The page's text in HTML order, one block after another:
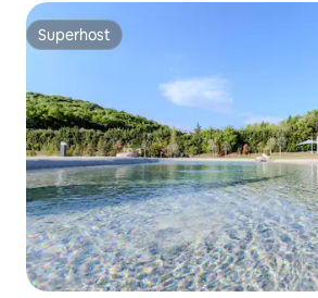
Superhost
Superhost